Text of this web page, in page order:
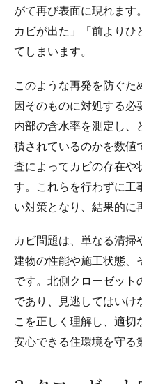
がて再び表面に現れます
カビが出た」「前よりひ
てしまいます。
このような再発を防ぐた
因そのものに対処する
内部の含水率を測定し、
積されているのかを数値
査によってカビの存在や
す。これらを行わずに工
い対策となり、結果的に
カビ問題は、単なる清掃
建物の性能や施工状態、
です。北側クローゼット
であり、見逃してはいけ
こを正しく理解し、適切
安心できる住環境を守る